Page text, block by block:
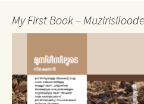
My First Book –